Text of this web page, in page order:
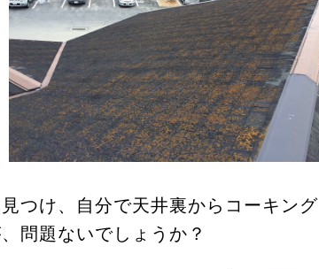
つけ、自分で天井裏からコーキング
問題ないでしょうか？